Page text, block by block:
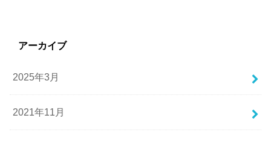
アーカイブ
2025年3月
2021年11月